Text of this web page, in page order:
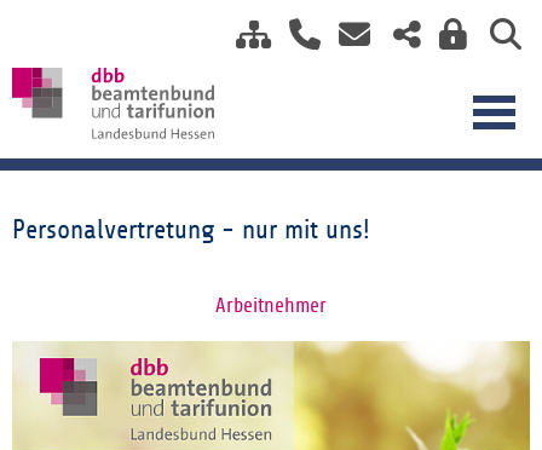
Personalvertretung - nur mit uns!
Arbeitnehmer